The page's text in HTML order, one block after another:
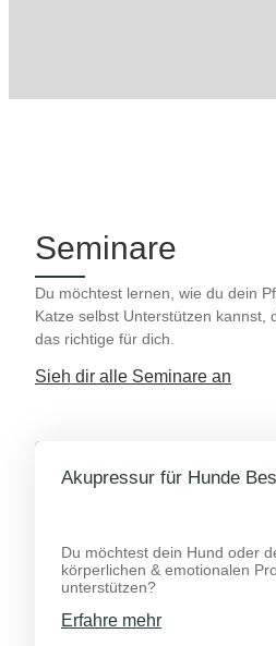
Seminare
Du möchtest lernen, wie du dein
Katze selbst Unterstützen kannst,
das richtige für dich.
Sieh dir alle Seminare an
Akupressur für Hunde
Du möchtest dein Hund oder
körperlichen & emotionalen
unterstützen?
Erfahre mehr